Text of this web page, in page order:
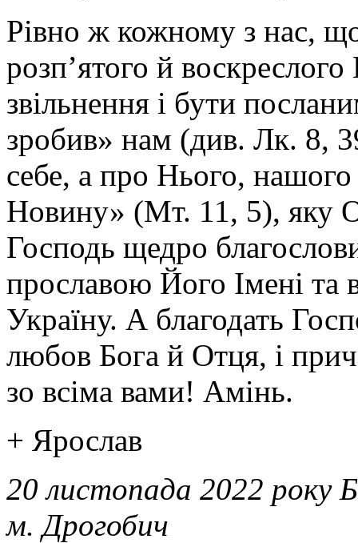
Рівно ж кожному з нас,
розп’ятого й
звільнення і бути
зробив» нам (див. Лк. 8,
себе, а про Нього,
Новину» (Мт. 11, 5), яку
Господь щедро
прославою Його Імені та
Україну. А благодать
любов Бога й Отця, і
зо всіма вами! Амінь.
+ Ярослав
20 листопада 2022 року
м. Дрогобич